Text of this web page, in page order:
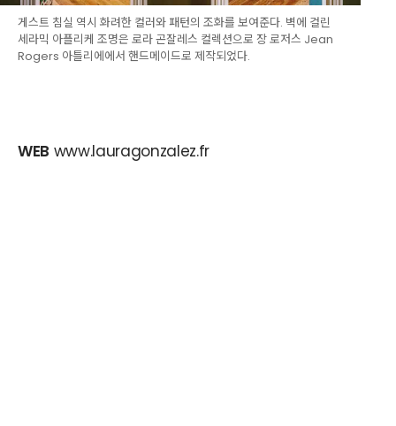
게스트 침실 역시 화려한 컬러와 패턴의 조화를 보여준다. 벽에 걸린
세라믹 아플리케 조명은 로라 곤잘레스 컬렉션으로 장 로저스 Jean
Rogers 아틀리에에서 핸드메이드로 제작되었다.
WEB www.lauragonzalez.fr